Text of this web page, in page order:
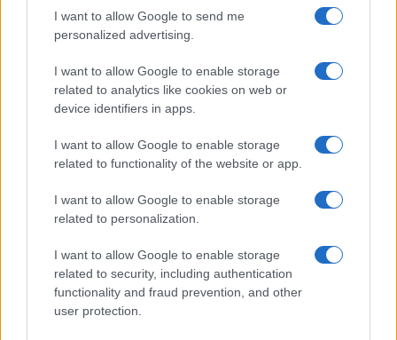
I want to allow Google to send me
personalized advertising.
I want to allow Google to enable storage
related to analytics like cookies on web or
device identifiers in apps.
I want to allow Google to enable storage
related to functionality of the website or app.
I want to allow Google to enable storage
related to personalization.
I want to allow Google to enable storage
related to security, including authentication
functionality and fraud prevention, and other
user protection.
La candidatura di Irsina per Capitale Italiana della
Susanna Riva · 5 Ago 2026